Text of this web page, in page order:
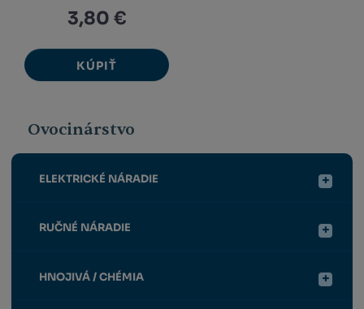
3,80 €
KÚPIŤ
Ovocinárstvo
ELEKTRICKÉ NÁRADIE
RUČNÉ NÁRADIE
HNOJIVÁ / CHÉMIA